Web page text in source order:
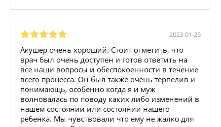
2023-01-25
Акушер очень хороший. Стоит отметить, что
врач был очень доступен и готов ответить на
все наши вопросы и обеспокоенности в течение
всего процесса. Он был также очень терпелив и
понимающь, особенно когда я и муж
волновалась по поводу каких либо изменений в
нашем состоянии или состоянии нашего
ребенка. Мы чувствовали что ему не жалко для